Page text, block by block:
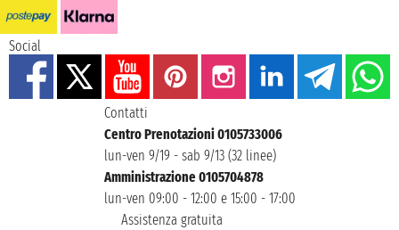
Social
Contatti
Centro Prenotazioni 0105733006
lun-ven 9/19 - sab 9/13 (32 linee)
Amministrazione 0105704878
lun-ven 09:00 - 12:00 e 15:00 - 17:00
Assistenza gratuita